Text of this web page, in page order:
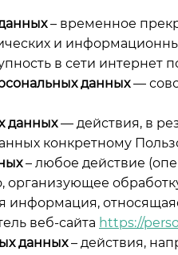
– временное
и
в сети интернет
данных—
данных— действия, в
конкретному
– любое действие
организующее
информация,
веб-сайта https://
данных– действия,